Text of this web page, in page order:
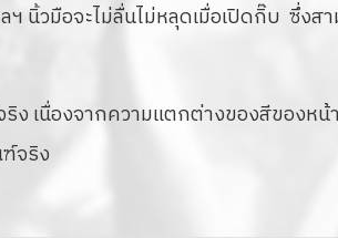
ฯ นิ้วมือจะไม่ลื่นไม่หลุดเมื่อเปิดกิ๊บ ซึ่ง
นื่องจากความแตกต่างของสีของหน้
จริง